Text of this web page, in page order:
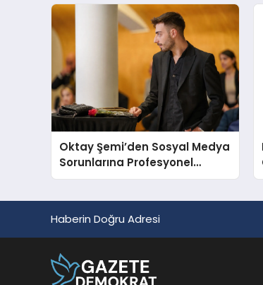
Oktay Şemi’den Sosyal Medya
Sorunlarına Profesyonel
Müdahale ve Hızlı Çözüm
Haberin Doğru Adresi